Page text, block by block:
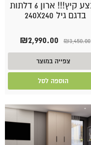
מבצע קיץ!!! ארון 6 דלתות
בדגם גיל 240X240
₪3,450.00
המחיר
היה:
₪3,450.00.
₪2,990.00
צפייה במוצר
הוספה לסל